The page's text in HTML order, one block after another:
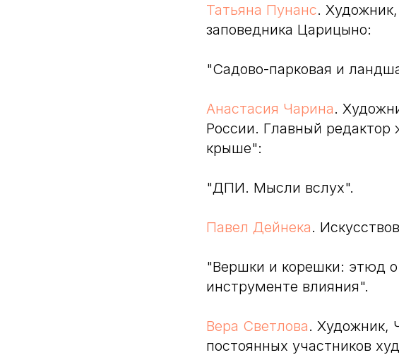
Татьяна Пунанс.
заповедника Царицыно:
"Садово-парковая и
Анастасия Чарина.
России. Главный
крыше":
"ДПИ. Мысли вслух".
Павел Дейнека.
"Вершки и корешки: этюд
инструменте влияния".
Вера Светлова. Художник,
постоянных участников